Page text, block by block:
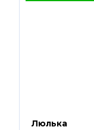
Люлька